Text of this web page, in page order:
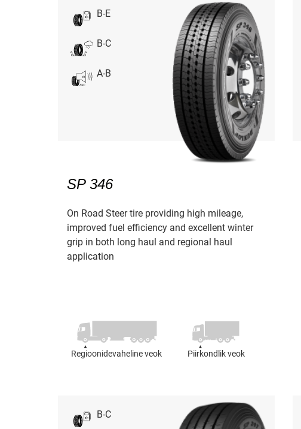
B-E
B-C
A-B
SP 346
On Road Steer tire providing high mileage,
improved fuel efficiency and excellent winter
grip in both long haul and regional haul
application
Regioonidevaheline veok Piirkondlik veok
B-C